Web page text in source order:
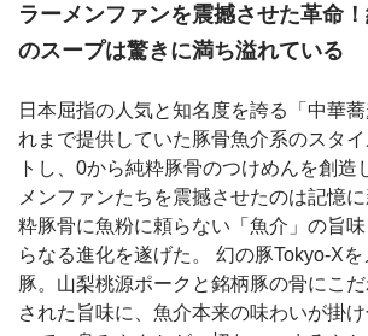
ラーメンファンを震撼させた革命
のスープは驚きに満ち溢れている
日本屈指の人気と知名度を誇る「中華
れまで提供していた豚骨魚介系のスタ
トし、0から純粋豚骨のつけめんを創造
メンファンたちを震撼させたのは記憶
粋豚骨に魚粉に頼らない「魚介」の旨
らなる進化を遂げた。 幻の豚Tokyo-X
豚。山梨桃源ポークと銘柄豚の骨にこ
された旨味に、魚介本来の味わいが掛